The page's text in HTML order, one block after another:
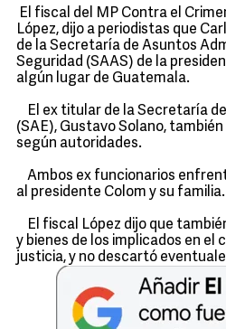
El fiscal del MP Contra el
López, dijo a periodistas que
de la Secretaría de Asuntos
Seguridad (SAAS) de la
algún lugar de Guatemala.
El ex titular de la Secretaría
(SAE), Gustavo Solano,
según autoridades.
Ambos ex funcionarios
al presidente Colom y su familia.
El fiscal López dijo que
y bienes de los implicados en el
justicia, y no descartó